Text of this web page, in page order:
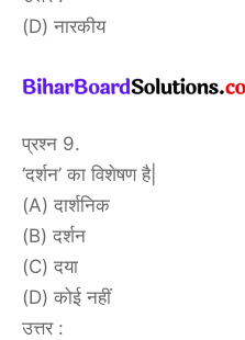
(D) नारकीय
प्रश्न 9.
‘दर्शन’ का विशेषण है|
(A) दार्शनिक
(B) दर्शन
(C) दया
(D) कोई नहीं
उत्तर :